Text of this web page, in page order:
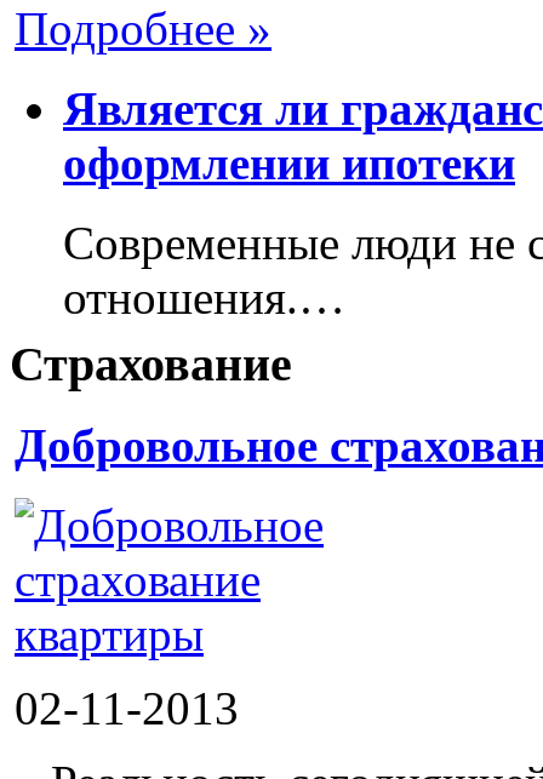
Подробнее »
Является ли
оформлении ипотеки
Современные люди не
отношения.…
Страхование
Добровольное
02-11-2013